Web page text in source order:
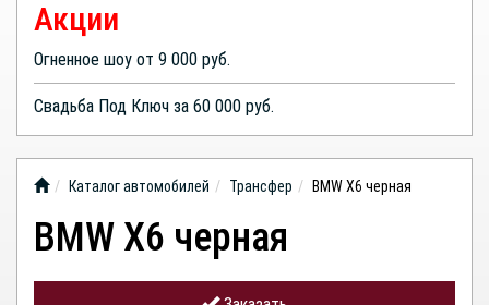
КОМПАНИИ
КОНТАКТЫ
Акции
Огненное шоу от 9 000 руб.
Свадьба Под Ключ за 60 000 руб.
Каталог автомобилей Трансфер BMW X6 черная
BMW X6 черная